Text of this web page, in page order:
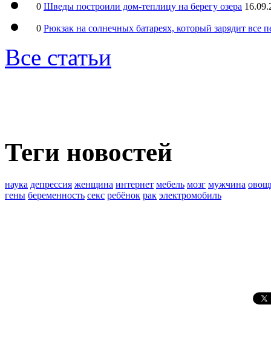
0 Шведы построили дом-теплицу на берегу озера
0 Рюкзак на солнечных батареях, который зарядит все
Все статьи
Теги новостей
наука депрессия женщина интернет мебель мозг мужчина
гены беременность секс ребёнок рак электромобиль